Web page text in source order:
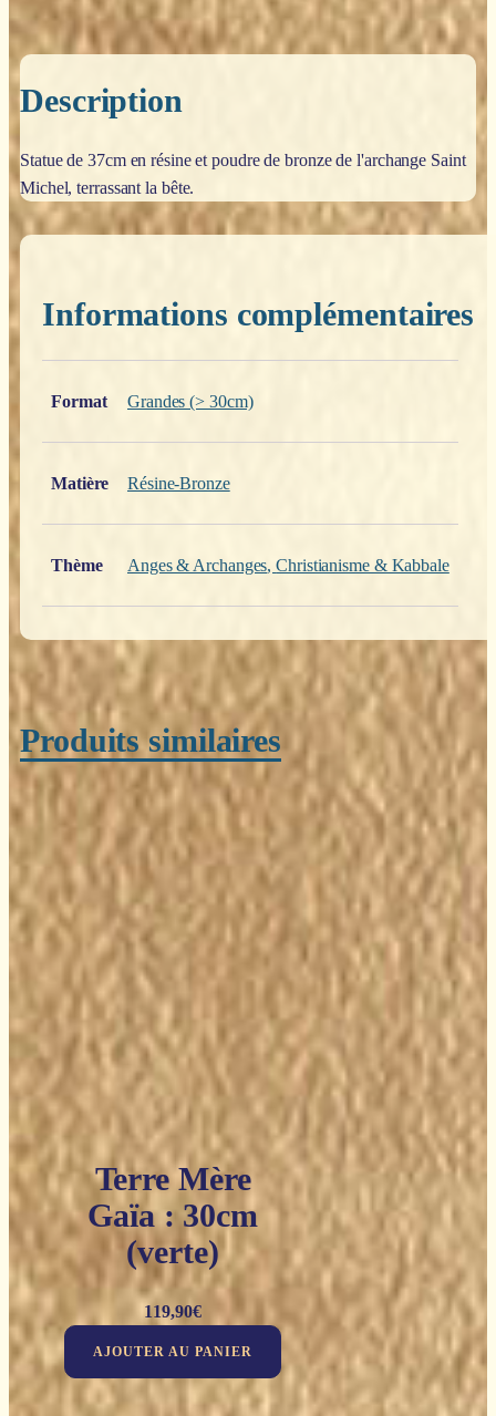
Description
Statue de 37cm en résine et poudre de bronze de l'archange Saint
Michel, terrassant la bête.
Informations complémentaires
Format
Grandes (> 30cm)
Matière Résine-Bronze
Thème Anges & Archanges,Christianisme & Kabbale
Produits similaires
Terre Mère
Gaïa : 30cm
(verte)
119,90€
AJOUTER AU PANIER